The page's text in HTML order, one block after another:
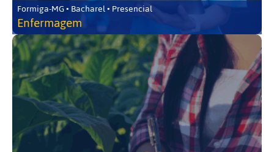
Formiga-MG • Bacharel • Presencial
Enfermagem